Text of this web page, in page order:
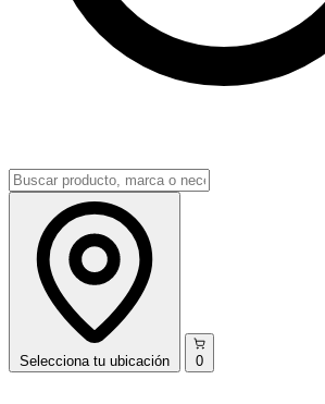
Selecciona tu ubicación 0